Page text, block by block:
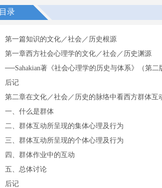
目录
第一篇知识的文化／社会／历史根源
第一章西方社会心理学的文化／社会／历史渊源
──Sahakian著《社会心理学的历史与体系》（第二
后记
第二章在文化／社会／历史的脉络中看西方群体互
一、什么是群体
二、群体互动所呈现的集体心理及行为
三、群体互动所呈现的个体心理及行为
四、群体作业中的互动
五、总体讨论
后记